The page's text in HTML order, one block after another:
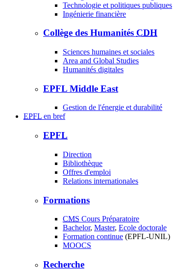
Technologie et politiques publiques
Ingénierie financière
Collège des Humanités CDH
Sciences humaines et sociales
Area and Global Studies
Humanités digitales
EPFL Middle East
Gestion de l'énergie et durabilité
EPFL en bref
EPFL
Direction
Bibliothèque
Offres d'emploi
Relations internationales
Formations
CMS Cours Préparatoire
Bachelor, Master, Ecole doctorale
Formation continue (EPFL-UNIL)
MOOCS
Recherche